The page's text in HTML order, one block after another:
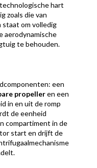
hart
zoals die van
om volledig
aerodynamische
te behouden.
een
propelleren een
in en uit de romp
de eenheid
compartiment in de
start en drijft de